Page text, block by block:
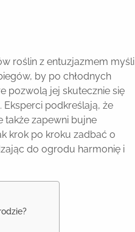
roślin z entuzjazmem myśli
by po chłodnych
pozwolą jej skutecznie się
podkreślają, że
także zapewni bujne
krok po kroku zadbać o
do ogrodu harmonię i